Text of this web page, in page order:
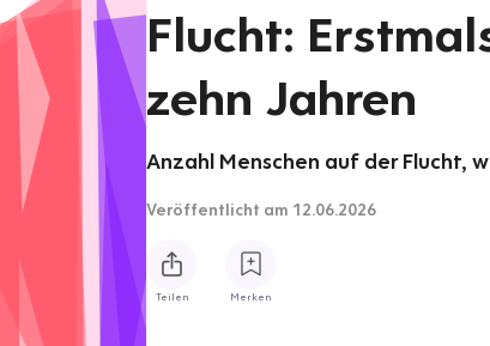
Flucht:
zehn Jahren
Anzahl Menschen auf der Flucht,
Veröffentlicht am 12.06.2026
Teilen Merken